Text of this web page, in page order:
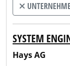
SYSTEM
Hays AG